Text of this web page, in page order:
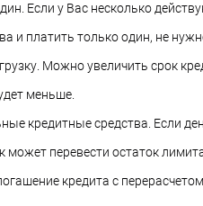
Если у Вас несколько
и платить только один, не
Можно увеличить срок
меньше.
кредитные средства. Если
может перевести остаток
кредита с